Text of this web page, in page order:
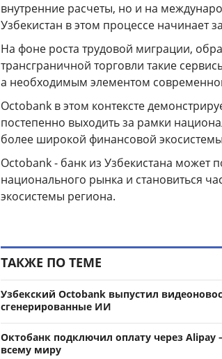
внутренние расчеты, но и на
Узбекистан в этом процессе начинает
На фоне роста трудовой миграции,
трансграничной торговли такие
а необходимым элементом
Octobank в этом контексте
постепенно выходить за рамки
более широкой финансовой
Octobank - банк из Узбекистана может
национального рынка и становиться
экосистемы региона.
ТАКЖЕ ПО ТЕМЕ
Узбекский Octobank выпустил
сгенерированные ИИ
Октобанк подключил оплату через
всему миру